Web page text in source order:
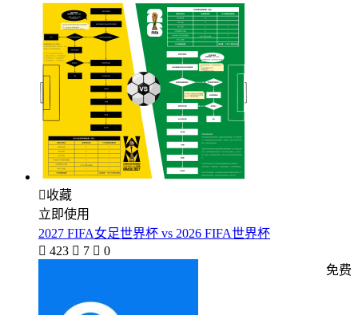
收藏
立即使用
2027 FIFA女足世界杯 vs 2026 FIFA世界杯
 423  7  0
免费